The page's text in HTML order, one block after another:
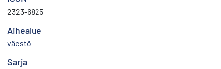
2323-6825
Aihealue
väestö
Sarja